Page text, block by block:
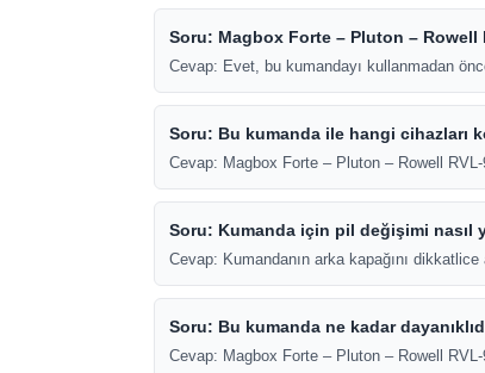
Soru: Magbox Forte – Pluton – Rowell
Cevap: Evet, bu kumandayı kullanmadan
Soru: Bu kumanda ile hangi cihazları
Cevap: Magbox Forte – Pluton – Rowell RVL-
Soru: Kumanda için pil değişimi nasıl
Cevap: Kumandanın arka kapağını
Soru: Bu kumanda ne kadar
Cevap: Magbox Forte – Pluton – Rowell